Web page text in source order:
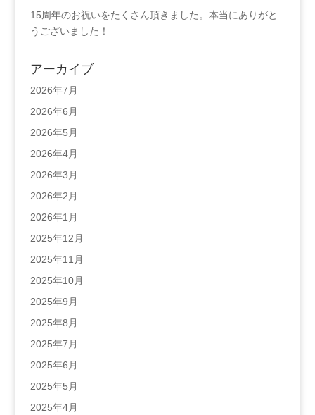
15周年のお祝いをたくさん頂きました。本当にありがと
うございました！
アーカイブ
2026年7月
2026年6月
2026年5月
2026年4月
2026年3月
2026年2月
2026年1月
2025年12月
2025年11月
2025年10月
2025年9月
2025年8月
2025年7月
2025年6月
2025年5月
2025年4月